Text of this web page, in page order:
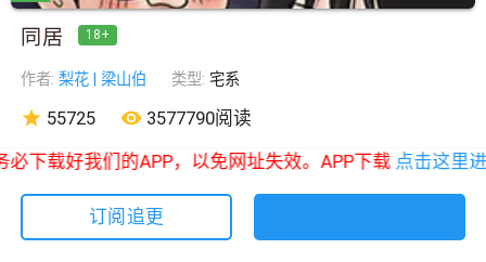
同居 18+
作者:梨花 | 梁山伯 类型:宅系
star 55725 remove_red_eye 3577790阅读
下载好我们的APP，以免网址失效。APP下载点击这里进
订阅追更